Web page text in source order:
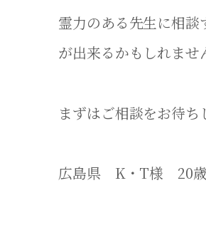
霊力のある先生に相
が出来るかもしれませ
まずはご相談をお待ち
広島県 K・T様 20